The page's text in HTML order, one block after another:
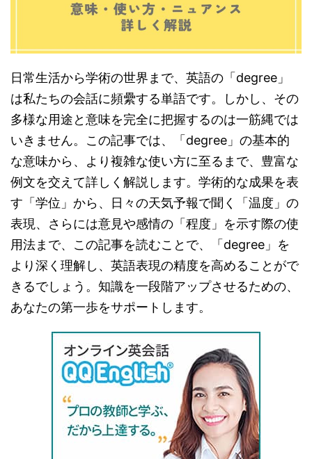
日常生活から学術の世界まで、英語の「degree」
は私たちの会話に頻纍する単語です。しかし、その
多様な用途と意味を完全に把握するのは一筋縄では
いきません。この記事では、「degree」の基本的
な意味から、より複雑な使い方に至るまで、豊富な
例文を交えて詳しく解説します。学術的な成果を表
す「学位」から、日々の天気予報で聞く「温度」の
表現、さらには意見や感情の「程度」を示す際の使
用法まで、この記事を読むことで、「degree」を
より深く理解し、英語表現の精度を高めることがで
きるでしょう。知識を一段階アップさせるための、
あなたの第一歩をサポートします。